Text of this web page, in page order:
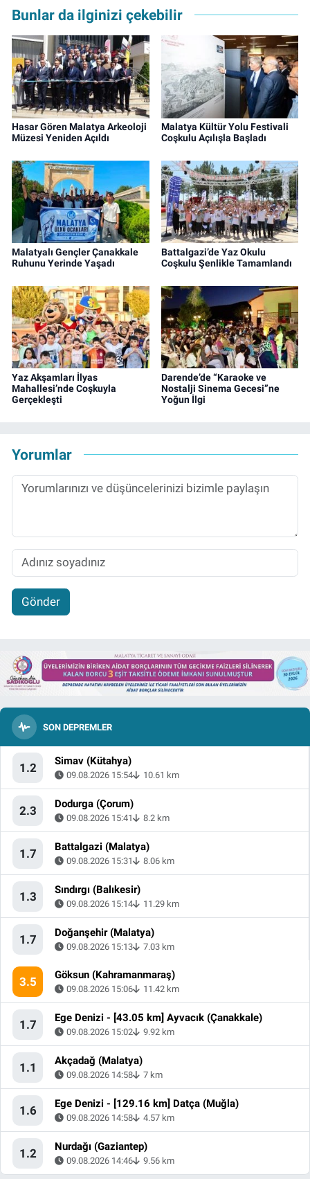
Bunlar da ilginizi çekebilir
Hasar Gören Malatya Arkeoloji
Müzesi Yeniden Açıldı
Malatya Kültür Yolu Festivali
Coşkulu Açılışla Başladı
Malatyalı Gençler Çanakkale
Ruhunu Yerinde Yaşadı
Battalgazi’de Yaz Okulu
Coşkulu Şenlikle Tamamlandı
Yaz Akşamları İlyas
Mahallesi’nde Coşkuyla
Gerçekleşti
Darende’de “Karaoke ve
Nostalji Sinema Gecesi”ne
Yoğun İlgi
Yorumlar
Gönder
SON DEPREMLER
1.2 Simav (Kütahya)
09.08.2026 15:54 10.61 km
2.3 Dodurga (Çorum)
09.08.2026 15:41 8.2 km
1.7 Battalgazi (Malatya)
09.08.2026 15:31 8.06 km
1.3 Sındırgı (Balıkesir)
09.08.2026 15:14 11.29 km
1.7 Doğanşehir (Malatya)
09.08.2026 15:13 7.03 km
3.5 Göksun (Kahramanmaraş)
09.08.2026 15:06 11.42 km
1.7 Ege Denizi - [43.05 km] Ayvacık (Çanakkale)
09.08.2026 15:02 9.92 km
1.1 Akçadağ (Malatya)
09.08.2026 14:58 7 km
1.6 Ege Denizi - [129.16 km] Datça (Muğla)
09.08.2026 14:58 4.57 km
1.2 Nurdağı (Gaziantep)
09.08.2026 14:46 9.56 km